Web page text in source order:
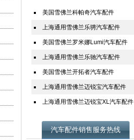
美国雪佛兰科帕奇汽车配件
上海通用雪佛兰乐骋汽车配件
美国雪佛兰罗米娜Lumi汽车配件
上海通用雪佛兰乐驰汽车配件
美国雪佛兰开拓者汽车配件
上海通用雪佛兰迈锐宝汽车配件
上海通用雪佛兰迈锐宝XL汽车配件
汽车配件销售服务热线